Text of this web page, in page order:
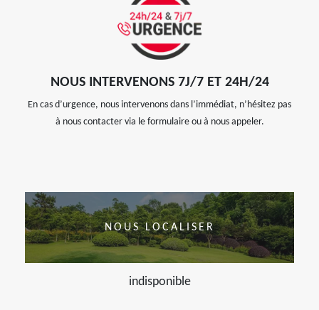
NOUS INTERVENONS 7J/7 ET 24H/24
En cas d’urgence, nous intervenons dans l’immédiat, n’hésitez pas
à nous contacter via le formulaire ou à nous appeler.
NOUS LOCALISER
indisponible